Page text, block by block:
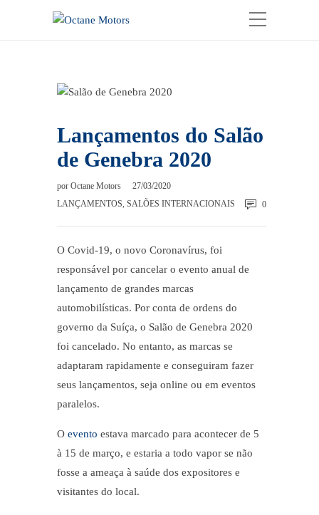
Lançamentos do Salão
de Genebra 2020
por Octane Motors
27/03/2020
LANÇAMENTOS, SALÕES INTERNACIONAIS 0
O Covid-19, o novo Coronavírus, foi
responsável por cancelar o evento anual de
lançamento de grandes marcas
automobilísticas. Por conta de ordens do
governo da Suíça, o Salão de Genebra 2020
foi cancelado. No entanto, as marcas se
adaptaram rapidamente e conseguiram fazer
seus lançamentos, seja online ou em eventos
paralelos.
O evento estava marcado para acontecer de 5
à 15 de março, e estaria a todo vapor se não
fosse a ameaça à saúde dos expositores e
visitantes do local.